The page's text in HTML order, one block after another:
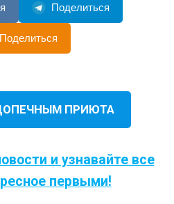
Поделиться
Поделиться
ПРИЮТА
и узнавайте все
первыми!